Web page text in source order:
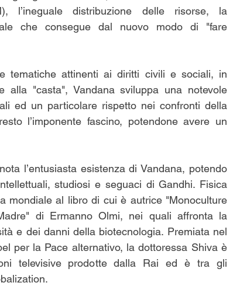
l’ineguale distribuzione delle risorse, la
che consegue dal nuovo modo di "fare
tematiche attinenti ai diritti civili e sociali, in
alla "casta", Vandana sviluppa una notevole
ed un particolare rispetto nei confronti della
l’imponente fascino, potendone avere un
l’entusiasta esistenza di Vandana, potendo
studiosi e seguaci di Gandhi. Fisica
mondiale al libro di cui è autrice "Monoculture
di Ermanno Olmi, nei quali affronta la
e dei danni della biotecnologia. Premiata nel
per la Pace alternativo, la dottoressa Shiva è
televisive prodotte dalla Rai ed è tra gli